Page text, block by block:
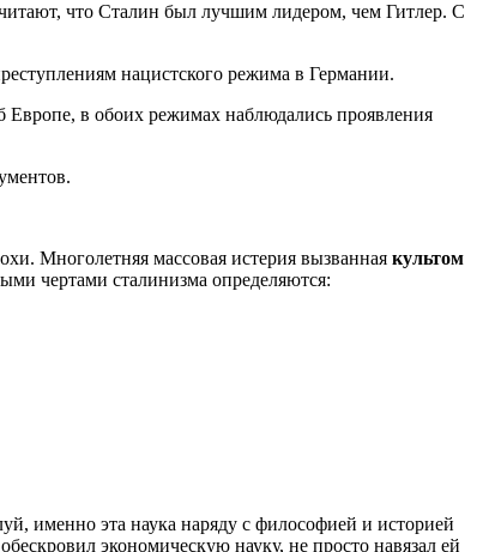
что Сталин был лучшим лидером, чем Гитлер. С
нацистского режима в Германии.
Европе, в обоих режимах наблюдались проявления
Многолетняя массовая истерия вызванная культом
чертами сталинизма определяются:
именно эта наука наряду с философией и историей
экономическую науку, не просто навязал ей